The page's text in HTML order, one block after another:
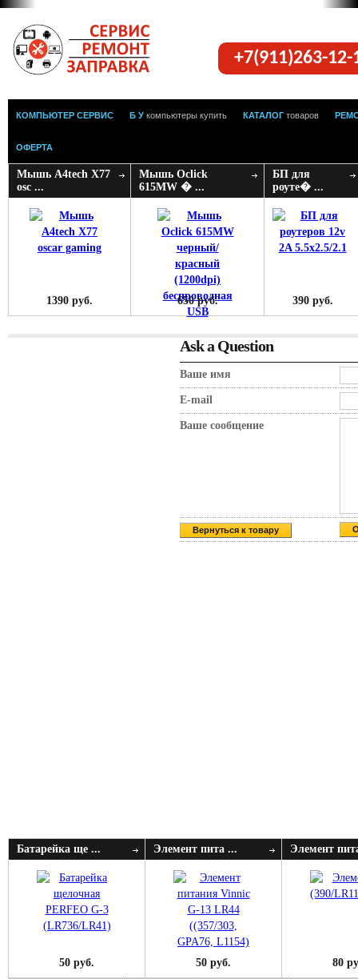
+7(911)263-
КОМПЬЮТЕР СЕРВИС Б У компьютеры купить КАТАЛОГ товаров
ОФЕРТА
Мышь A4tech X77
osc ...
1390 руб.
Мышь Oclick
615MW � ...
650 руб.
БП для
роуте� ...
390 руб.
Ask a Question
Ваше имя
E-mail
Ваше сообщение
Вернуться к товару
Батарейка ще ...
50 руб.
Элемент пита ...
50 руб.
Элемент
80